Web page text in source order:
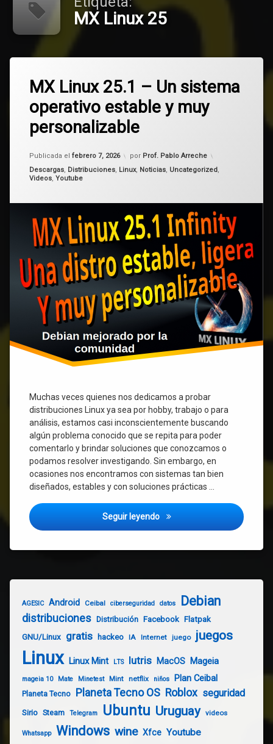
MX Linux 25
MX Linux 25.1 – Un sistema
operativo estable y muy
personalizable
Publicada el febrero 7, 2026
Actualizado el febrero 7, 2026
por Prof. Pablo Arreche
Categorías:
Descargas, Distribuciones, Linux, Noticias, Uncategorized,
Videos, Youtube
Muchas veces quienes nos dedicamos a probar
distribuciones Linux ya sea por hobby, trabajo o para
análisis, estamos casi inconscientemente buscando
algún problema conocido que se repita para poder
comentarlo y brindar soluciones que conozcamos o
podamos resolver investigando. Sin embargo, en
ocasiones nos encontramos con sistemas tan bien
diseñados, estables y con soluciones prácticas …
Seguir leyendo MX Linux 25.1 – Un
Debian
Linux
MX
MX
Linux
un
comentario
en
MX
Linux
25.1
Un
sistema
operativo
y
personalizable
AGESIC Android Ceibal ciberseguridad datos Debian
distribuciones Distribución Facebook Flatpak
GNU/Linux gratis hackeo IA Internet juego juegos
Linux Linux Mint LTS lutris MacOS Mageia
mageia 10 Mate Minetest Mint netflix niños Plan Ceibal
Planeta Tecno Planeta Tecno OS Roblox seguridad
Sirio Steam Telegram Ubuntu Uruguay videos
Whatsapp Windows wine Xfce Youtube